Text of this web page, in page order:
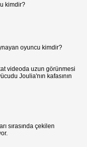
kimdir?
oyuncu kimdir?
videoda uzun görünmesi
Joulia'nın kafasının
sırasında çekilen